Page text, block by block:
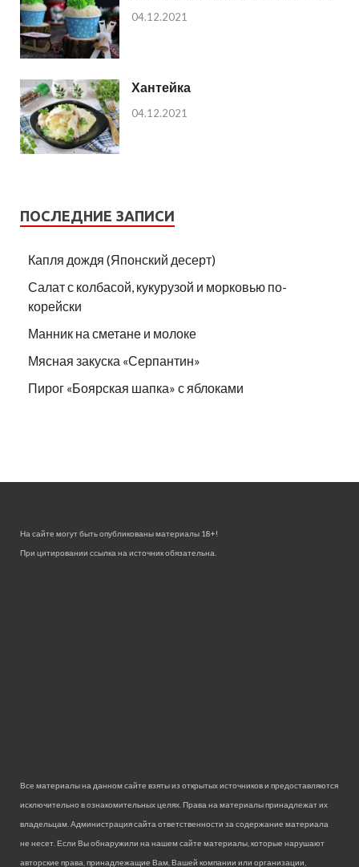
04.12.2021
Хантейка
04.12.2021
ПОСЛЕДНИЕ ЗАПИСИ
Капля дождя (Японский десерт)
Салат с колбасой, кукурузой и морковью по-
корейски
Манник на сметане и молоке
Мясная закуска «Серпантин»
Пирог «Боярская шапка» с яблоками
На сайте могут быть опубликованы материалы 18+!
При цитировании ссылка на источник обязательна.
Все материалы на данном сайте взяты из открытых источников и предоставляются
исключительно в ознакомительных целях. Права на материалы принадлежат их
владельцам. Администрация сайта ответственности за содержание материала
не несет. Если Вы обнаружили на нашем сайте материалы, которые нарушают
авторские права, принадлежащие Вам, Вашей компании или организации,